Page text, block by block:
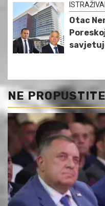
Otac
NE PROPUSTITE